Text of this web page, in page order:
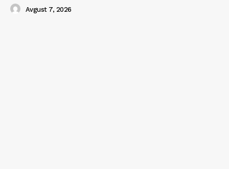
Avgust 7, 2026